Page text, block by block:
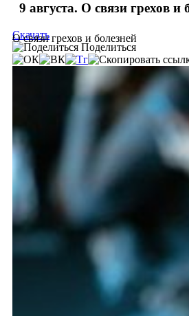
9 августа. О связи грехов и
О связи грехов и болезней
Скачать
Поделиться